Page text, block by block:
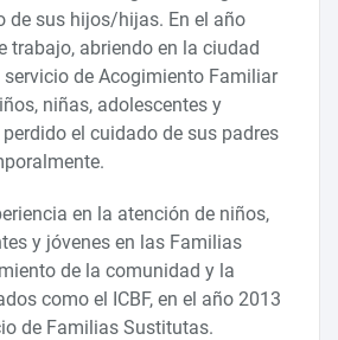
de sus hijos/hijas. En el año
trabajo, abriendo en la ciudad
servicio de Acogimiento Familiar
niñas, adolescentes y
el cuidado de sus padres
en la atención de niños,
y jóvenes en las Familias
de la comunidad y la
como el ICBF, en el año 2013
de Familias Sustitutas.